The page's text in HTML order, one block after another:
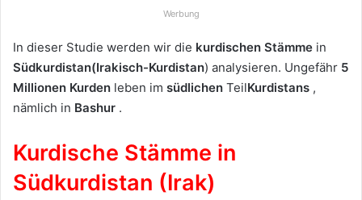
Werbung
In dieser Studie werden wir die kurdischen Stämme in
Südkurdistan(Irakisch-Kurdistan) analysieren. Ungefähr 5
Millionen Kurden leben im südlichen TeilKurdistans ,
nämlich in Bashur .
Kurdische Stämme in
Südkurdistan (Irak)